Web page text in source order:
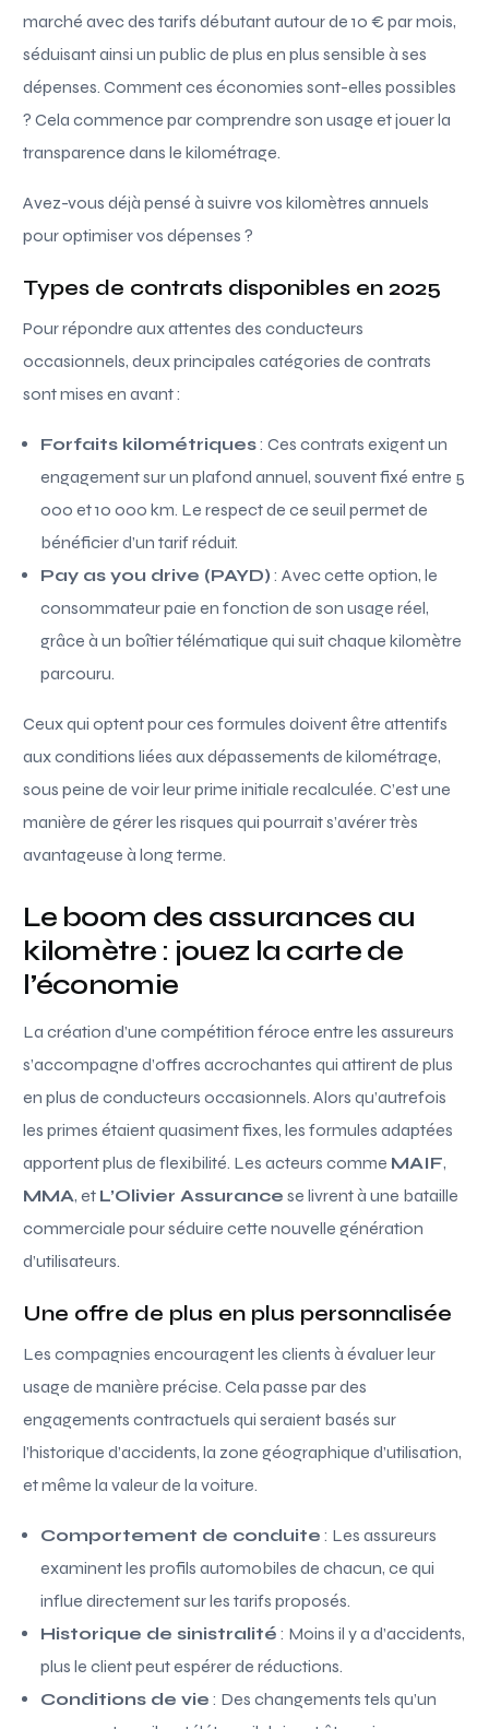
marché avec des tarifs débutant autour de 10 € par mois,
séduisant ainsi un public de plus en plus sensible à ses
dépenses. Comment ces économies sont-elles possibles
? Cela commence par comprendre son usage et jouer la
transparence dans le kilométrage.
Avez-vous déjà pensé à suivre vos kilomètres annuels
pour optimiser vos dépenses ?
Types de contrats disponibles en 2025
Pour répondre aux attentes des conducteurs
occasionnels, deux principales catégories de contrats
sont mises en avant :
Forfaits kilométriques: Ces contrats exigent un
engagement sur un plafond annuel, souvent fixé entre 5
000 et 10 000 km. Le respect de ce seuil permet de
bénéficier d’un tarif réduit.
Pay as you drive (PAYD) : Avec cette option, le
consommateur paie en fonction de son usage réel,
grâce à un boîtier télématique qui suit chaque kilomètre
parcouru.
Ceux qui optent pour ces formules doivent être attentifs
aux conditions liées aux dépassements de kilométrage,
sous peine de voir leur prime initiale recalculée. C’est une
manière de gérer les risques qui pourrait s’avérer très
avantageuse à long terme.
Le boom des assurances au
kilomètre : jouez la carte de
l’économie
La création d’une compétition féroce entre les assureurs
s’accompagne d’offres accrochantes qui attirent de plus
en plus de conducteurs occasionnels. Alors qu’autrefois
les primes étaient quasiment fixes, les formules adaptées
apportent plus de flexibilité. Les acteurs comme MAIF,
MMA, et L’Olivier Assurance se livrent à une bataille
commerciale pour séduire cette nouvelle génération
d’utilisateurs.
Une offre de plus en plus personnalisée
Les compagnies encouragent les clients à évaluer leur
usage de manière précise. Cela passe par des
engagements contractuels qui seraient basés sur
l’historique d’accidents, la zone géographique d’utilisation,
et même la valeur de la voiture.
Comportement de conduite : Les assureurs
examinent les profils automobiles de chacun, ce qui
influe directement sur les tarifs proposés.
Historique de sinistralité : Moins il y a d’accidents,
plus le client peut espérer de réductions.
Conditions de vie : Des changements tels qu’un